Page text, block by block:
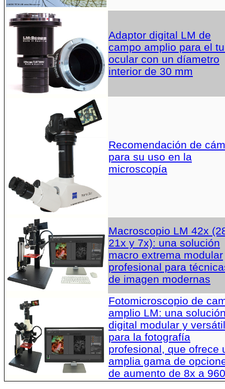
Adaptor digital LM de
campo amplio para el
ocular con un díametro
interior de 30 mm
Recomendación de
para su uso en la
microscopía
Macroscopio LM 42x
21x y 7x): una solución
macro extrema modular
profesional para
de imagen modernas
Fotomicroscopio de
amplio LM: una
digital modular y versátil
para la fotografía
profesional, que ofrece
amplia gama de
de aumento de 8x a